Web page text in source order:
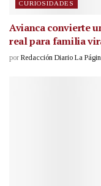
CURIOSIDADES
Avianca convierte
real para familia
por Redacción Diario La